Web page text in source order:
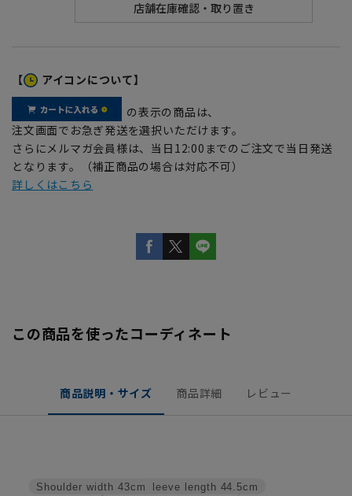
【 アイコンについて】
の表示の商品は、
注文画面でお急ぎ発送を選択いただけます。
さらにメルマガ会員様は、当日12:00までのご注文で当日発送
となります。（補正商品の場合は対応不可）
詳しくはこちら
この商品を使ったコーディネート
商品説明・サイズ 商品詳細 レビュー
Sleeve length 44.5cm
Shoulder width 43cm